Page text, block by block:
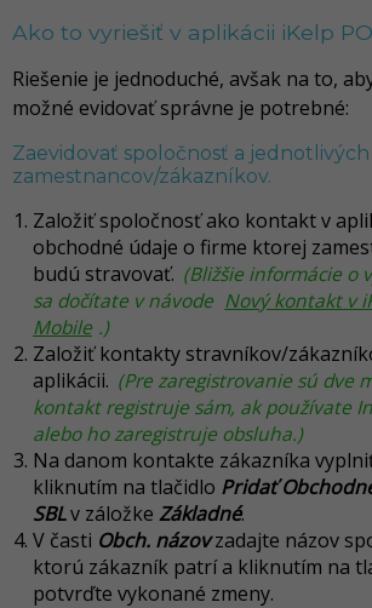
Ako to vyriešiť v aplikácii iKelp
Riešenie je jednoduché, avšak na to,
možné evidovať správne je potrebné:
Zaevidovať spoločnosť a jednotlivých
zamestnancov/zákazníkov.
Založiť spoločnosť ako kontakt v
obchodné údaje o firme ktorej
budú stravovať. (Bližšie informácie o
sa dočítate v návode Nový kontakt v
Mobile .)
Založiť kontakty stravníkov/
aplikácii. (Pre zaregistrovanie sú dve
kontakt registruje sám, ak používate
alebo ho zaregistruje obsluha.)
Na danom kontakte zákazníka
kliknutím na tlačidlo Pridať
SBLv záložke Základné.
V časti Obch. názovzadajte názov
ktorú zákazník patrí a kliknutím na
potvrďte vykonané zmeny.